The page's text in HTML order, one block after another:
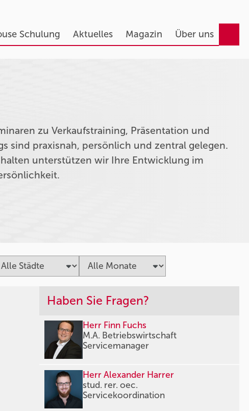
Schulung Aktuelles Magazin Über uns
zu Verkaufstraining, Präsentation und
sind praxisnah, persönlich und zentral gelegen.
unterstützen wir Ihre Entwicklung im
Haben Sie Fragen?
Herr Finn Fuchs
M.A. Betriebswirtschaft
Servicemanager
Herr Alexander Harrer
stud. rer. oec.
Servicekoordination